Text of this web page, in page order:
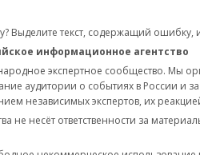
Выделите текст, содержащий ошибку,
информационное агентство
экспертное сообщество. Мы
аудитории о событиях в России и
независимых экспертов, их
не несёт ответственности за